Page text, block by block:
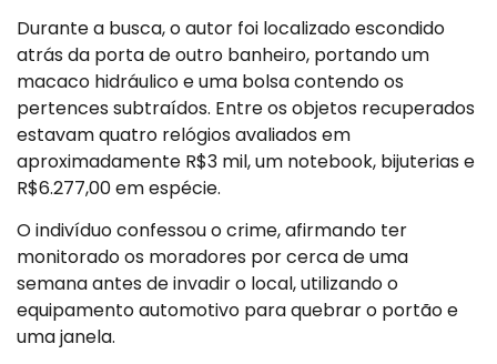
Durante a busca, o autor foi localizado escondido
atrás da porta de outro banheiro, portando um
macaco hidráulico e uma bolsa contendo os
pertences subtraídos. Entre os objetos recuperados
estavam quatro relógios avaliados em
aproximadamente R$3 mil, um notebook, bijuterias e
R$6.277,00 em espécie.
O indivíduo confessou o crime, afirmando ter
monitorado os moradores por cerca de uma
semana antes de invadir o local, utilizando o
equipamento automotivo para quebrar o portão e
uma janela.